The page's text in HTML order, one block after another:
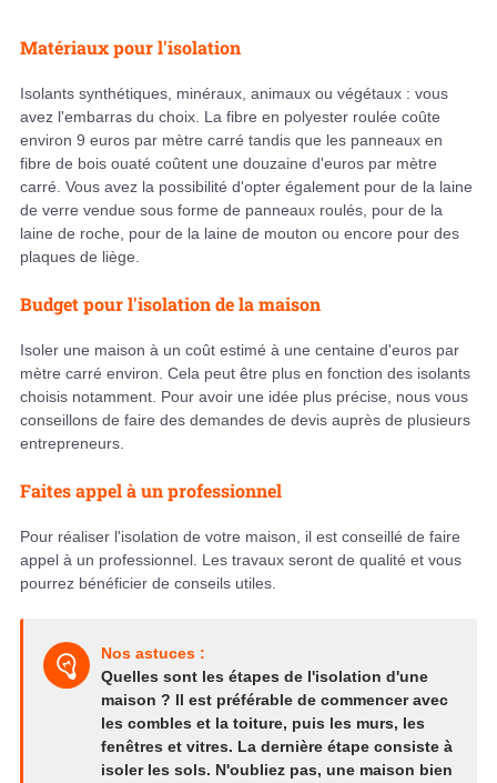
Matériaux pour l'isolation
Isolants synthétiques, minéraux, animaux ou végétaux : vous
avez l'embarras du choix. La fibre en polyester roulée coûte
environ 9 euros par mètre carré tandis que les panneaux en
fibre de bois ouaté coûtent une douzaine d'euros par mètre
carré. Vous avez la possibilité d'opter également pour de la laine
de verre vendue sous forme de panneaux roulés, pour de la
laine de roche, pour de la laine de mouton ou encore pour des
plaques de liège.
Budget pour l'isolation de la maison
Isoler une maison à un coût estimé à une centaine d'euros par
mètre carré environ. Cela peut être plus en fonction des isolants
choisis notamment. Pour avoir une idée plus précise, nous vous
conseillons de faire des demandes de devis auprès de plusieurs
entrepreneurs.
Faites appel à un professionnel
Pour réaliser l'isolation de votre maison, il est conseillé de faire
appel à un professionnel. Les travaux seront de qualité et vous
pourrez bénéficier de conseils utiles.
Nos astuces :
Quelles sont les étapes de l'isolation d'une
maison ? Il est préférable de commencer avec
les combles et la toiture, puis les murs, les
fenêtres et vitres. La dernière étape consiste à
isoler les sols. N'oubliez pas, une maison bien